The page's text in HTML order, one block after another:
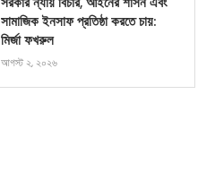
সামাজিক ইনসাফ প্রতিষ্ঠা করতে চায়:
মির্জা ফখরুল
আগস্ট ২, ২০২৬